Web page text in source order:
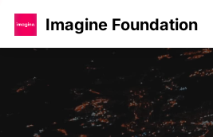
Imagine Foundation